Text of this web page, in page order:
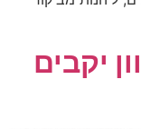
יקבים